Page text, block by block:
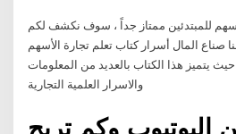
للمبتدئين ممتاز جداً ، سوف نكشف لكم
صناع المال أسرار كتاب تعلم تجارة الأسهم
حيث يتميز هذا الكتاب بالعديد من المعلومات
والاسرار العلمية التجارية
اليوتيوب وكم تربح